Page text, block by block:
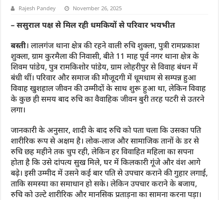
Rajesh Pandey November 26, 2025
– ससुराल पक्ष से मिल रही धमकियों से परिवार भयभीत
बस्ती। लालगंज थाना क्षेत्र की रहने वाली रुचि शुक्ला, पुत्री रामप्रकाश
शुक्ला, ग्राम कुरमैला की निवासी, बीते 11 माह पूर्व नगर थाना क्षेत्र के
शिवम पांडेय, पुत्र रामकिशोर पांडेय, ग्राम लोहरीपुर से विवाह बंधन में
बंधी थीं। परिवार और समाज की मौजूदगी में धूमधाम से सम्पन्न हुआ
विवाह खुशहाल जीवन की उम्मीदों के साथ शुरू हुआ था, लेकिन विवाह
के कुछ ही समय बाद रुचि का वैवाहिक जीवन बुरी तरह पटरी से उतरने
लगा।
जानकारी के अनुसार, शादी के बाद रुचि को पता चला कि उसका पति
शारीरिक रूप से अक्षम है। लोक-लाज और सामाजिक तानों के डर से
रुचि छह महीने तक चुप रही, लेकिन हर विवाहित महिला का सपना
होता है कि उसे दांपत्य सुख मिले, घर में किलकारी गूंजे और वंश आगे
बढ़े। इसी उम्मीद में उसने कई बार पति से उपचार कराने की गुहार लगाई,
ताकि समस्या का समाधान हो सके। लेकिन उपचार कराने के बजाय,
रुचि को उल्टे शारीरिक और मानसिक प्रताड़ना का सामना करना पड़ा।